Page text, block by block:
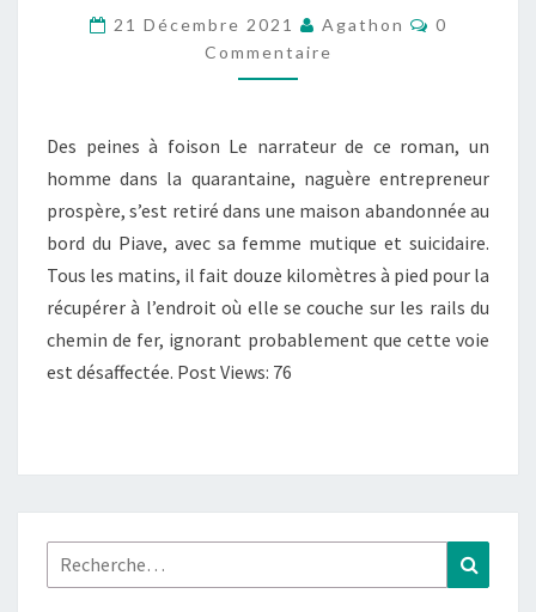
21 Décembre 2021 Agathon
0
Commentaire
Des peines à foison Le narrateur de ce roman, un
homme dans la quarantaine, naguère entrepreneur
prospère, s’est retiré dans une maison abandonnée au
bord du Piave, avec sa femme mutique et suicidaire.
Tous les matins, il fait douze kilomètres à pied pour la
récupérer à l’endroit où elle se couche sur les rails du
chemin de fer, ignorant probablement que cette voie
est désaffectée. Post Views: 76
Rechercher :